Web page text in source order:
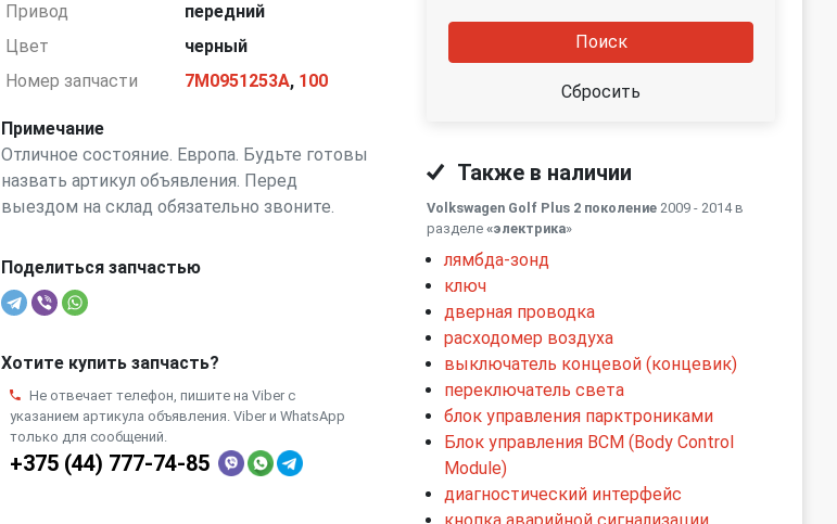
Привод
передний
Цвет
черный
Номер запчасти
7M0951253A, 100
Примечание
Отличное состояние. Европа. Будьте готовы
назвать артикул объявления. Перед
выездом на склад обязательно звоните.
Поделиться запчастью
Хотите купить запчасть?
Не отвечает телефон, пишите на Viber с
указанием артикула объявления. Viber и WhatsApp
только для сообщений.
+375 (44) 777-74-85
Поиск
Сбросить
Также в наличии
Volkswagen Golf Plus 2 поколение 2009 - 2014 в
разделе «электрика»
лямбда-зонд
ключ
дверная проводка
расходомер воздуха
выключатель концевой (концевик)
переключатель света
блок управления парктрониками
Блок управления BCM (Body Control
Module)
диагностический интерфейс